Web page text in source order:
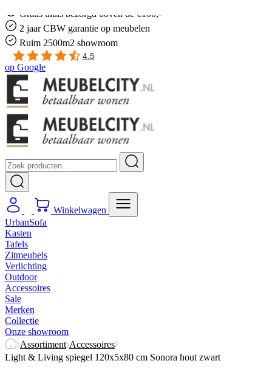
Gratis thuis bezorgd boven de €100,-
2 jaar CBW garantie op meubelen
Ruim 2500m2 showroom
4.5
op Google
Winkelwagen
UrbanSofa
Kasten
Tafels
Zitmeubels
Verlichting
Outdoor
Accessoires
Sale
Merken
Collectie
Onze showroom
Assortiment Accessoires
Light & Living spiegel 120x5x80 cm Sonora hout zwart